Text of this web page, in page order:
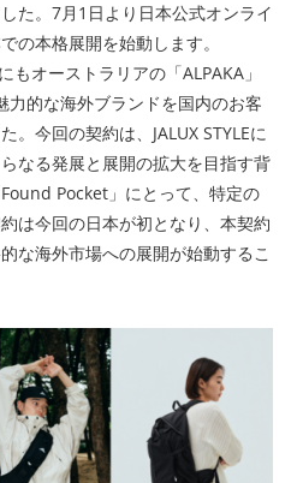
た。7月1日より日本公式オンライ
の本格展開を始動します。
もオーストラリアの「ALPAKA」
力的な海外ブランドを国内のお客
。今回の契約は、JALUX STYLEに
なる発展と展開の拡大を目指す背
Pocket」にとって、特定の
は今回の日本が初となり、本契約
な海外市場への展開が始動するこ